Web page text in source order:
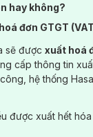
hay không?
đơn GTGT
sẽ được xuất hoá
cấp thông tin
hệ thống
được xuất hết